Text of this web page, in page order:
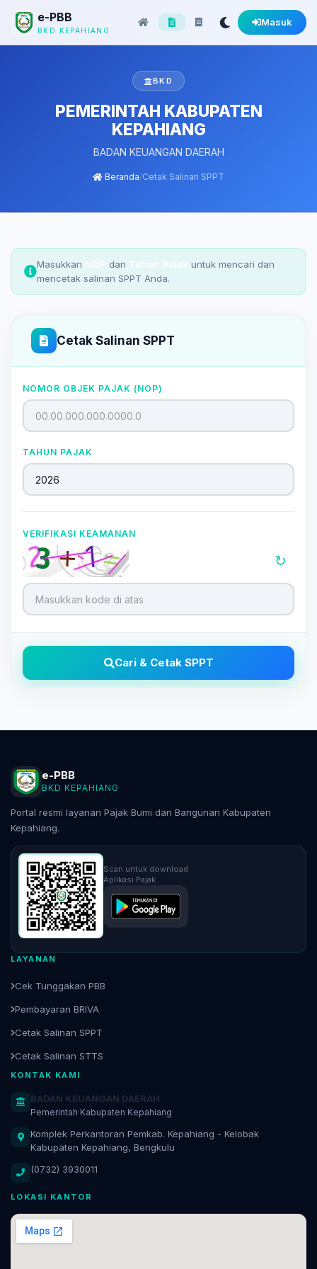
e-PBB
BKD KEPAHIANG
Masuk
BKD
PEMERINTAH KABUPATEN
KEPAHIANG
BADAN KEUANGAN DAERAH
Beranda/Cetak Salinan SPPT
Masukkan NOP dan Tahun Pajak untuk mencari dan
mencetak salinan SPPT Anda.
Cetak Salinan SPPT
NOMOR OBJEK PAJAK (NOP)
TAHUN PAJAK
VERIFIKASI KEAMANAN
↻
Cari & Cetak SPPT
e-PBB
BKD KEPAHIANG
Portal resmi layanan Pajak Bumi dan Bangunan Kabupaten
Kepahiang.
Scan untuk download
Aplikasi Pajak
LAYANAN
Cek Tunggakan PBB
Pembayaran BRIVA
Cetak Salinan SPPT
Cetak Salinan STTS
KONTAK KAMI
BADAN KEUANGAN DAERAH
Pemerintah Kabupaten Kepahiang
Komplek Perkantoran Pemkab. Kepahiang - Kelobak
Kabupaten Kepahiang, Bengkulu
(0732) 3930011
LOKASI KANTOR